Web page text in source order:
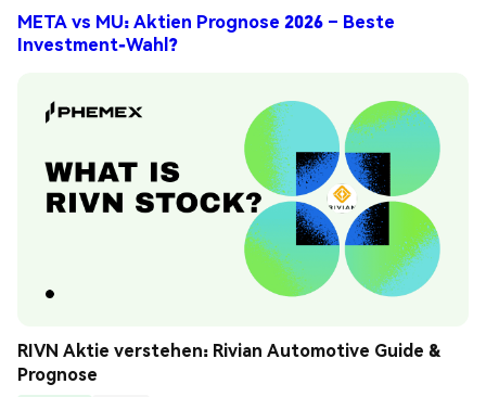
META vs MU: Aktien Prognose 2026 – Beste
Investment-Wahl?
RIVN Aktie verstehen: Rivian Automotive Guide &
Prognose